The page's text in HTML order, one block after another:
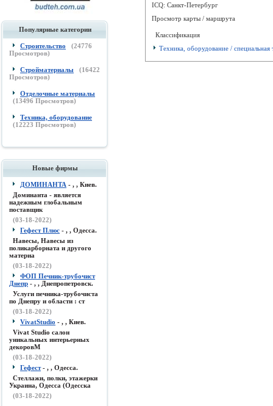
Популярные категории
Строительство (24776
Просмотров)
Стройматериалы (16422
Просмотров)
Отделочные материалы
(13496 Просмотров)
Техника, оборудование
(12223 Просмотров)
Новые фирмы
ДОМИНАНТА - , , Киев.
Доминанта - является
надежным глобальным
поставщик
(03-18-2022)
Гефест Плюс - , , Одесса.
Навесы, Навесы из
поликарборната и другого
материа
(03-18-2022)
ФОП Печник-трубочист
Днепр - , , Днепропетровск.
Услуги печника-трубочиста
по Днепру и области : ст
(03-18-2022)
VivatStudio - , , Киев.
Vivat Studio салон
уникальных интерьерных
декоровМ
(03-18-2022)
Гефест- , , Одесса.
Стеллажи, полки, этажерки
Украина, Одесса (Одесска
(03-18-2022)
ICQ: Санкт-Петербург
Просмотр карты / маршрута
Классификация
Техника, оборудование / специальная